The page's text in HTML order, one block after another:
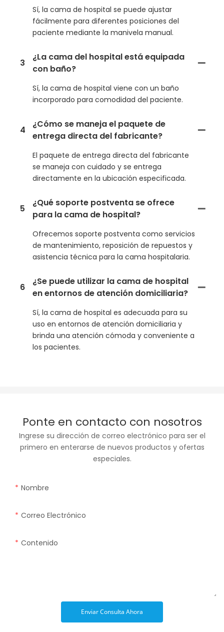
Sí, la cama de hospital se puede ajustar
fácilmente para diferentes posiciones del
paciente mediante la manivela manual.
3
¿La cama del hospital está equipada
con baño?
Sí, la cama de hospital viene con un baño
incorporado para comodidad del paciente.
4
¿Cómo se maneja el paquete de
entrega directa del fabricante?
El paquete de entrega directa del fabricante
se maneja con cuidado y se entrega
directamente en la ubicación especificada.
5
¿Qué soporte postventa se ofrece
para la cama de hospital?
Ofrecemos soporte postventa como servicios
de mantenimiento, reposición de repuestos y
asistencia técnica para la cama hospitalaria.
6
¿Se puede utilizar la cama de hospital
en entornos de atención domiciliaria?
Sí, la cama de hospital es adecuada para su
uso en entornos de atención domiciliaria y
brinda una atención cómoda y conveniente a
los pacientes.
Ponte en contacto con nosotros
Ingrese su dirección de correo electrónico para ser el
primero en enterarse de nuevos productos y ofertas
especiales.
Nombre
Correo Electrónico
Contenido
Enviar Consulta Ahora